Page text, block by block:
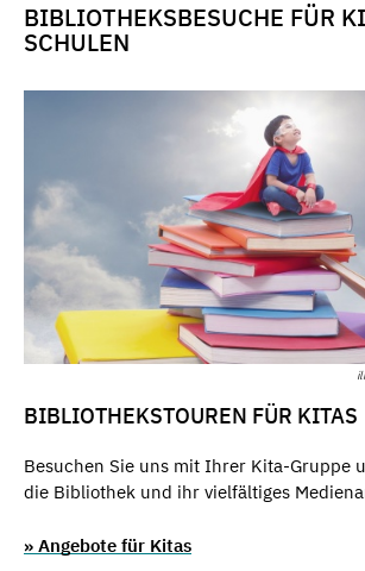
BIBLIOTHEKSBESUCHE FÜR
SCHULEN
BIBLIOTHEKSTOUREN FÜR KITAS
Besuchen Sie uns mit Ihrer Kita-Gruppe
die Bibliothek und ihr vielfältiges
» Angebote für Kitas